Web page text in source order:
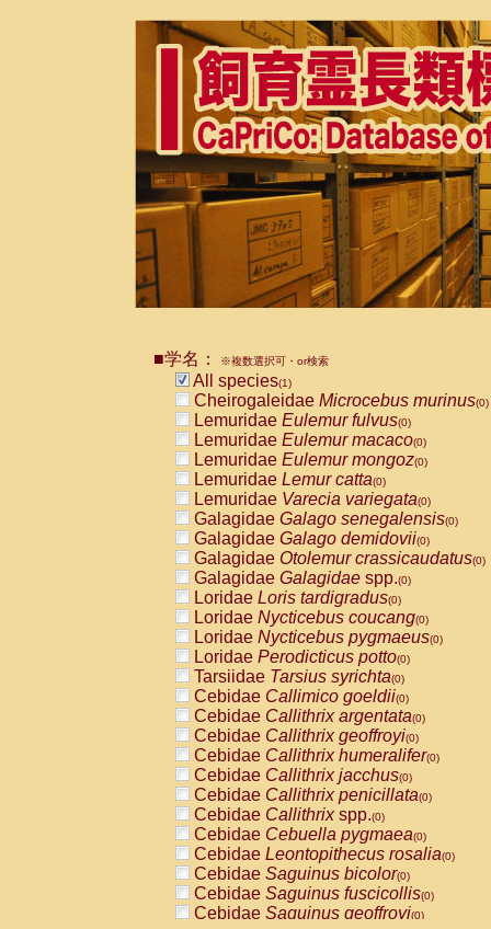
■学名： ※複数選択可・or検索
All species(1)
Cheirogaleidae Microcebus murinus(0)
Lemuridae Eulemur fulvus(0)
Lemuridae Eulemur macaco(0)
Lemuridae Eulemur mongoz(0)
Lemuridae Lemur catta(0)
Lemuridae Varecia variegata(0)
Galagidae Galago senegalensis(0)
Galagidae Galago demidovii(0)
Galagidae Otolemur crassicaudatus(0)
Galagidae Galagidae spp.(0)
Loridae Loris tardigradus(0)
Loridae Nycticebus coucang(0)
Loridae Nycticebus pygmaeus(0)
Loridae Perodicticus potto(0)
Tarsiidae Tarsius syrichta(0)
Cebidae Callimico goeldii(0)
Cebidae Callithrix argentata(0)
Cebidae Callithrix geoffroyi(0)
Cebidae Callithrix humeralifer(0)
Cebidae Callithrix jacchus(0)
Cebidae Callithrix penicillata(0)
Cebidae Callithrixspp.(0)
Cebidae Cebuella pygmaea(0)
Cebidae Leontopithecus rosalia(0)
Cebidae Saguinus bicolor(0)
Cebidae Saguinus fuscicollis(0)
Cebidae Saguinus geoffroyi(0)